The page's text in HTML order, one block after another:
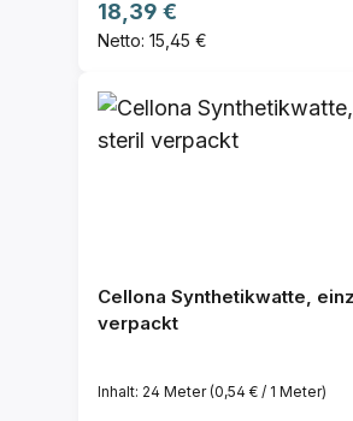
Regulärer Preis:
18,39 €
Netto: 15,45 €
Cellona Synthetikwatte,
verpackt
Inhalt: 24 Meter(0,54 € / 1 Meter)